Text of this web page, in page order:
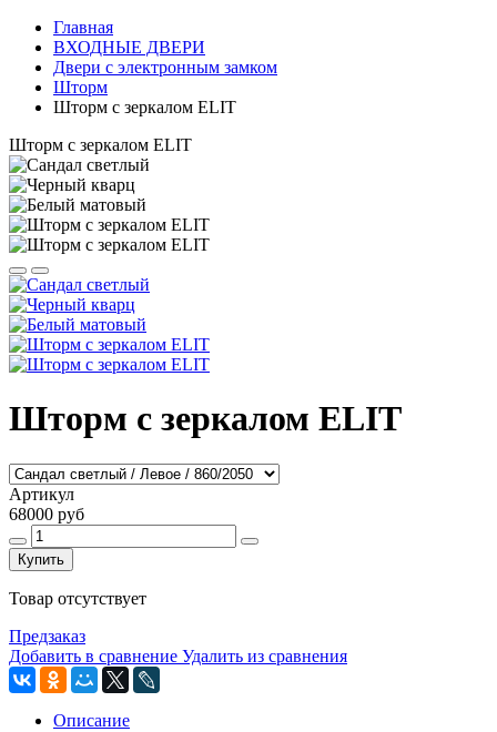
Главная
ВХОДНЫЕ ДВЕРИ
Двери с электронным замком
Шторм
Шторм с зеркалом ELIT
Шторм с зеркалом ELIT
Шторм с зеркалом ELIT
Артикул
68000 руб
Купить
Товар отсутствует
Предзаказ
Добавить в сравнение Удалить из сравнения
Описание